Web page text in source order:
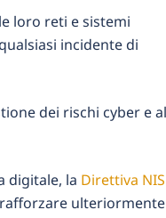
loro reti e sistemi
incidente di
dei rischi cyber e
digitale, la Direttiva